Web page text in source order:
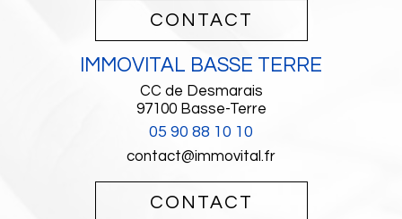
CONTACT
IMMOVITAL BASSE TERRE
CC de Desmarais
97100 Basse-Terre
05 90 88 10 10
contact@immovital.fr
CONTACT